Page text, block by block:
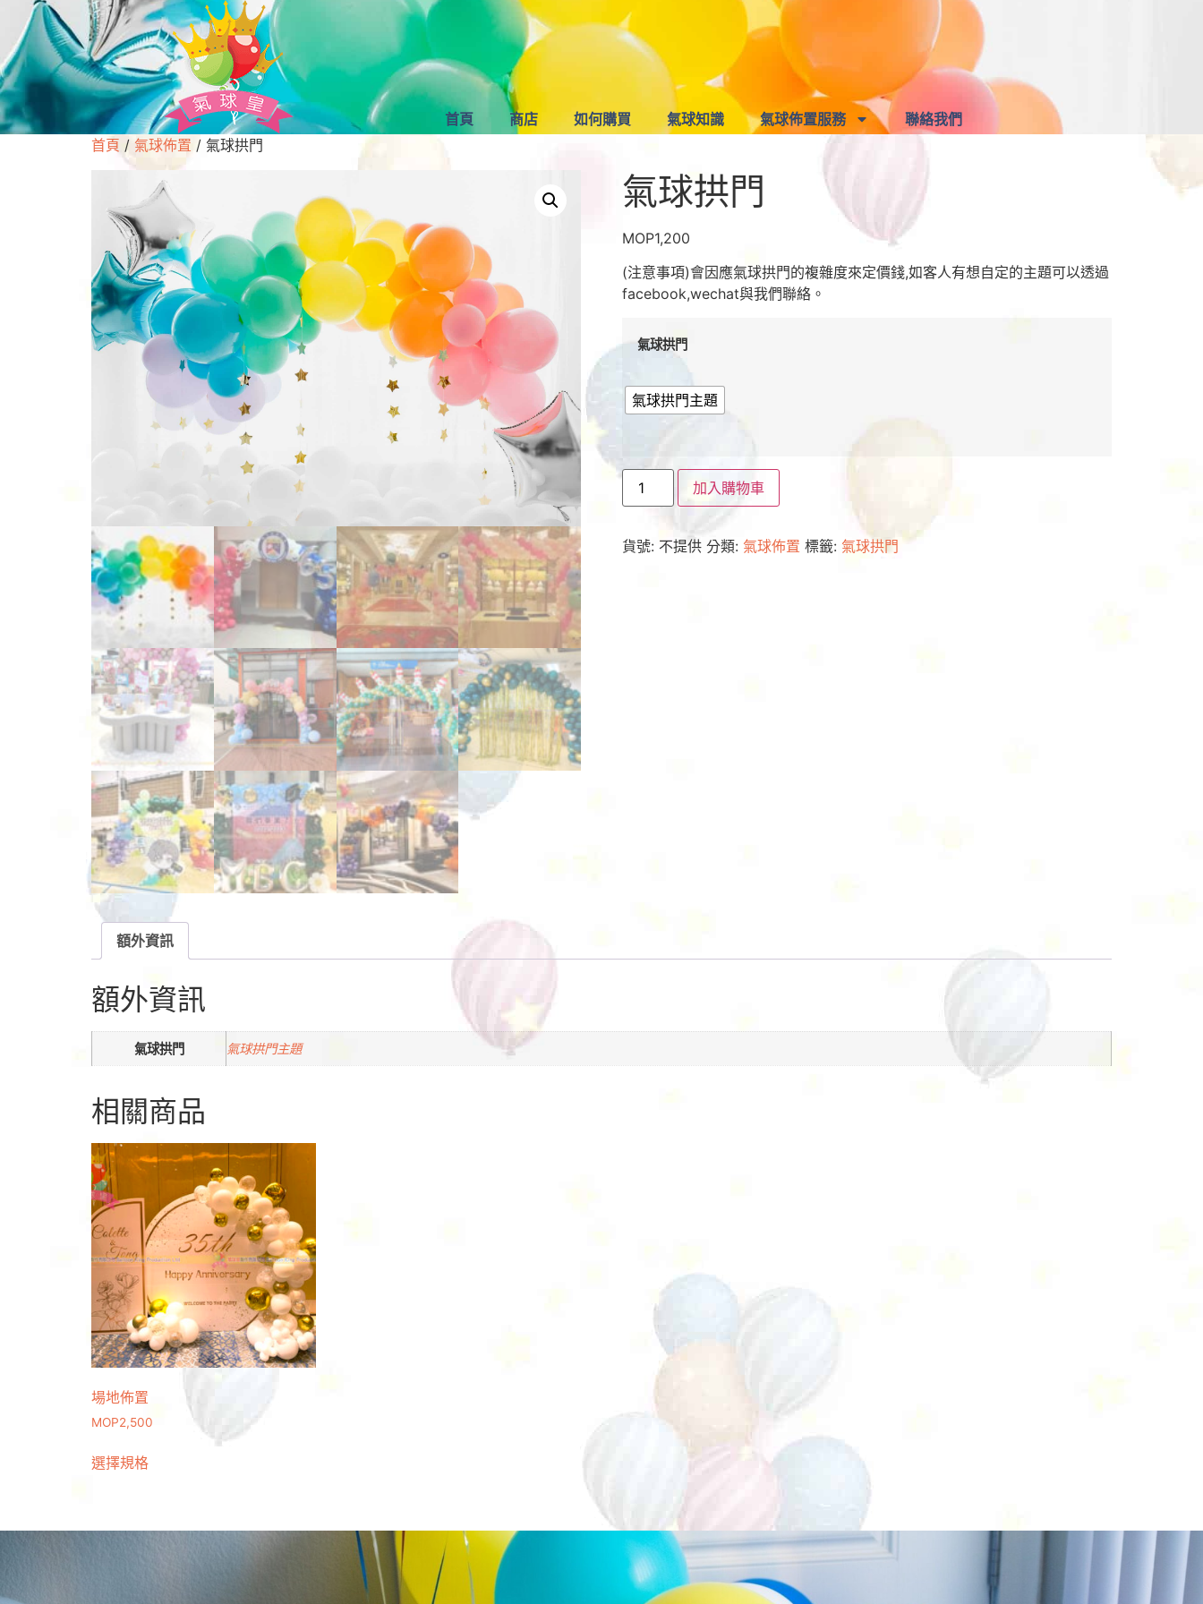
首頁 商店 如何購買 氣球知識 氣球佈置服務
聯絡我們
首頁 / 氣球佈置 / 氣球拱門
氣球拱門
MOP1,200
(注意事項)會因應氣球拱門的複雜度來定價錢,如客人有想自定的主題可以透過
facebook,wechat與我們聯絡。
氣球拱門
氣球拱門主題
加入購物車
貨號: 不提供 分類: 氣球佈置 標籤: 氣球拱門
額外資訊
額外資訊
氣球拱門 氣球拱門主題
相關商品
場地佈置
MOP2,500
選擇規格